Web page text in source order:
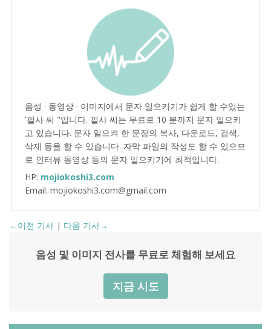
음성 · 동영상 · 이미지에서 문자 일으키기가 쉽게 할 수있는
'필사 씨 "입니다. 필사 씨는 무료로 10 분까지 문자 일으키
고 있습니다. 문자 일으켜 한 문장의 복사, 다운로드, 검색,
삭제 등을 할 수 있습니다. 자막 파일의 작성도 할 수 있으므
로 인터뷰 동영상 등의 문자 일으키기에 최적입니다.
HP: mojiokoshi3.com
Email: mojiokoshi3.com@gmail.com
←이전 기사 | 다음 기사→
음성 및 이미지 전사를 무료로 체험해 보세요
지금 시도